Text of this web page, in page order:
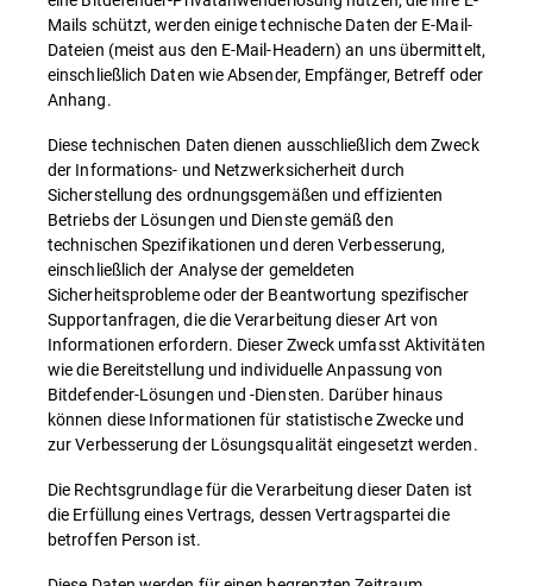
Mails schützt, werden einige technische Daten der E-Mail-
Dateien (meist aus den E-Mail-Headern) an uns übermittelt,
einschließlich Daten wie Absender, Empfänger, Betreff oder
Anhang.
Diese technischen Daten dienen ausschließlich dem Zweck
der Informations- und Netzwerksicherheit durch
Sicherstellung des ordnungsgemäßen und effizienten
Betriebs der Lösungen und Dienste gemäß den
technischen Spezifikationen und deren Verbesserung,
einschließlich der Analyse der gemeldeten
Sicherheitsprobleme oder der Beantwortung spezifischer
Supportanfragen, die die Verarbeitung dieser Art von
Informationen erfordern. Dieser Zweck umfasst Aktivitäten
wie die Bereitstellung und individuelle Anpassung von
Bitdefender-Lösungen und -Diensten. Darüber hinaus
können diese Informationen für statistische Zwecke und
zur Verbesserung der Lösungsqualität eingesetzt werden.
Die Rechtsgrundlage für die Verarbeitung dieser Daten ist
die Erfüllung eines Vertrags, dessen Vertragspartei die
betroffen Person ist.